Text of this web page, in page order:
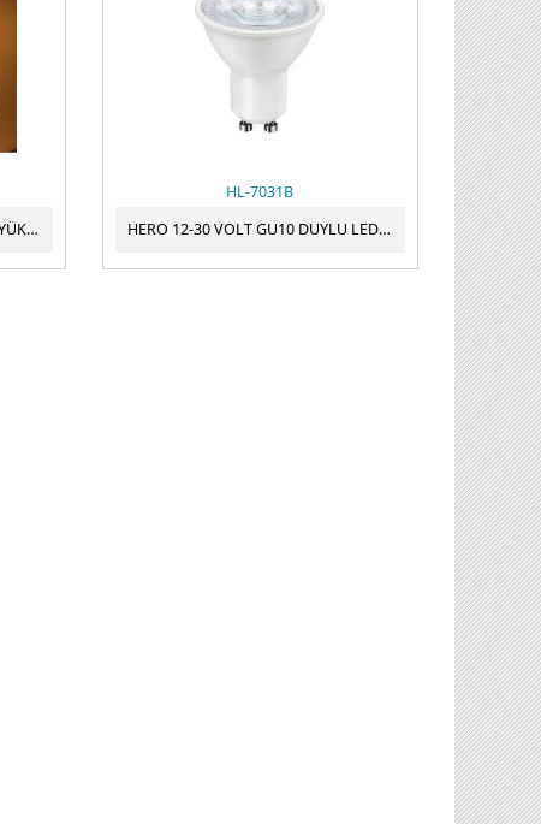
220V COB NEON LED GÜNIŞIĞI YÜKSEK LÜMEN 50CM DE KESİLEBİLİR 1MT FİYATIDIR CATA CT-4561 G
HL-7031B
HERO 12-30 VOLT GU10 DUYLU LED AMPUL 6W BEYAZ